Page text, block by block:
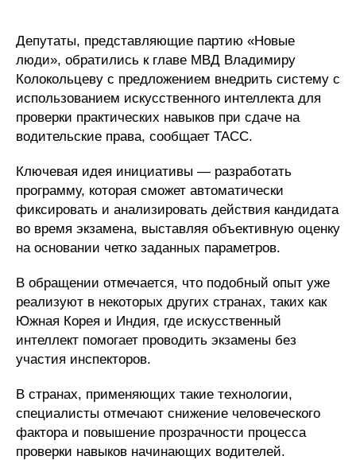
Депутаты, представляющие партию «Новые
люди», обратились к главе МВД Владимиру
Колокольцеву с предложением внедрить систему с
использованием искусственного интеллекта для
проверки практических навыков при сдаче на
водительские права, сообщает ТАСС.
Ключевая идея инициативы — разработать
программу, которая сможет автоматически
фиксировать и анализировать действия кандидата
во время экзамена, выставляя объективную оценку
на основании четко заданных параметров.
В обращении отмечается, что подобный опыт уже
реализуют в некоторых других странах, таких как
Южная Корея и Индия, где искусственный
интеллект помогает проводить экзамены без
участия инспекторов.
В странах, применяющих такие технологии,
специалисты отмечают снижение человеческого
фактора и повышение прозрачности процесса
проверки навыков начинающих водителей.